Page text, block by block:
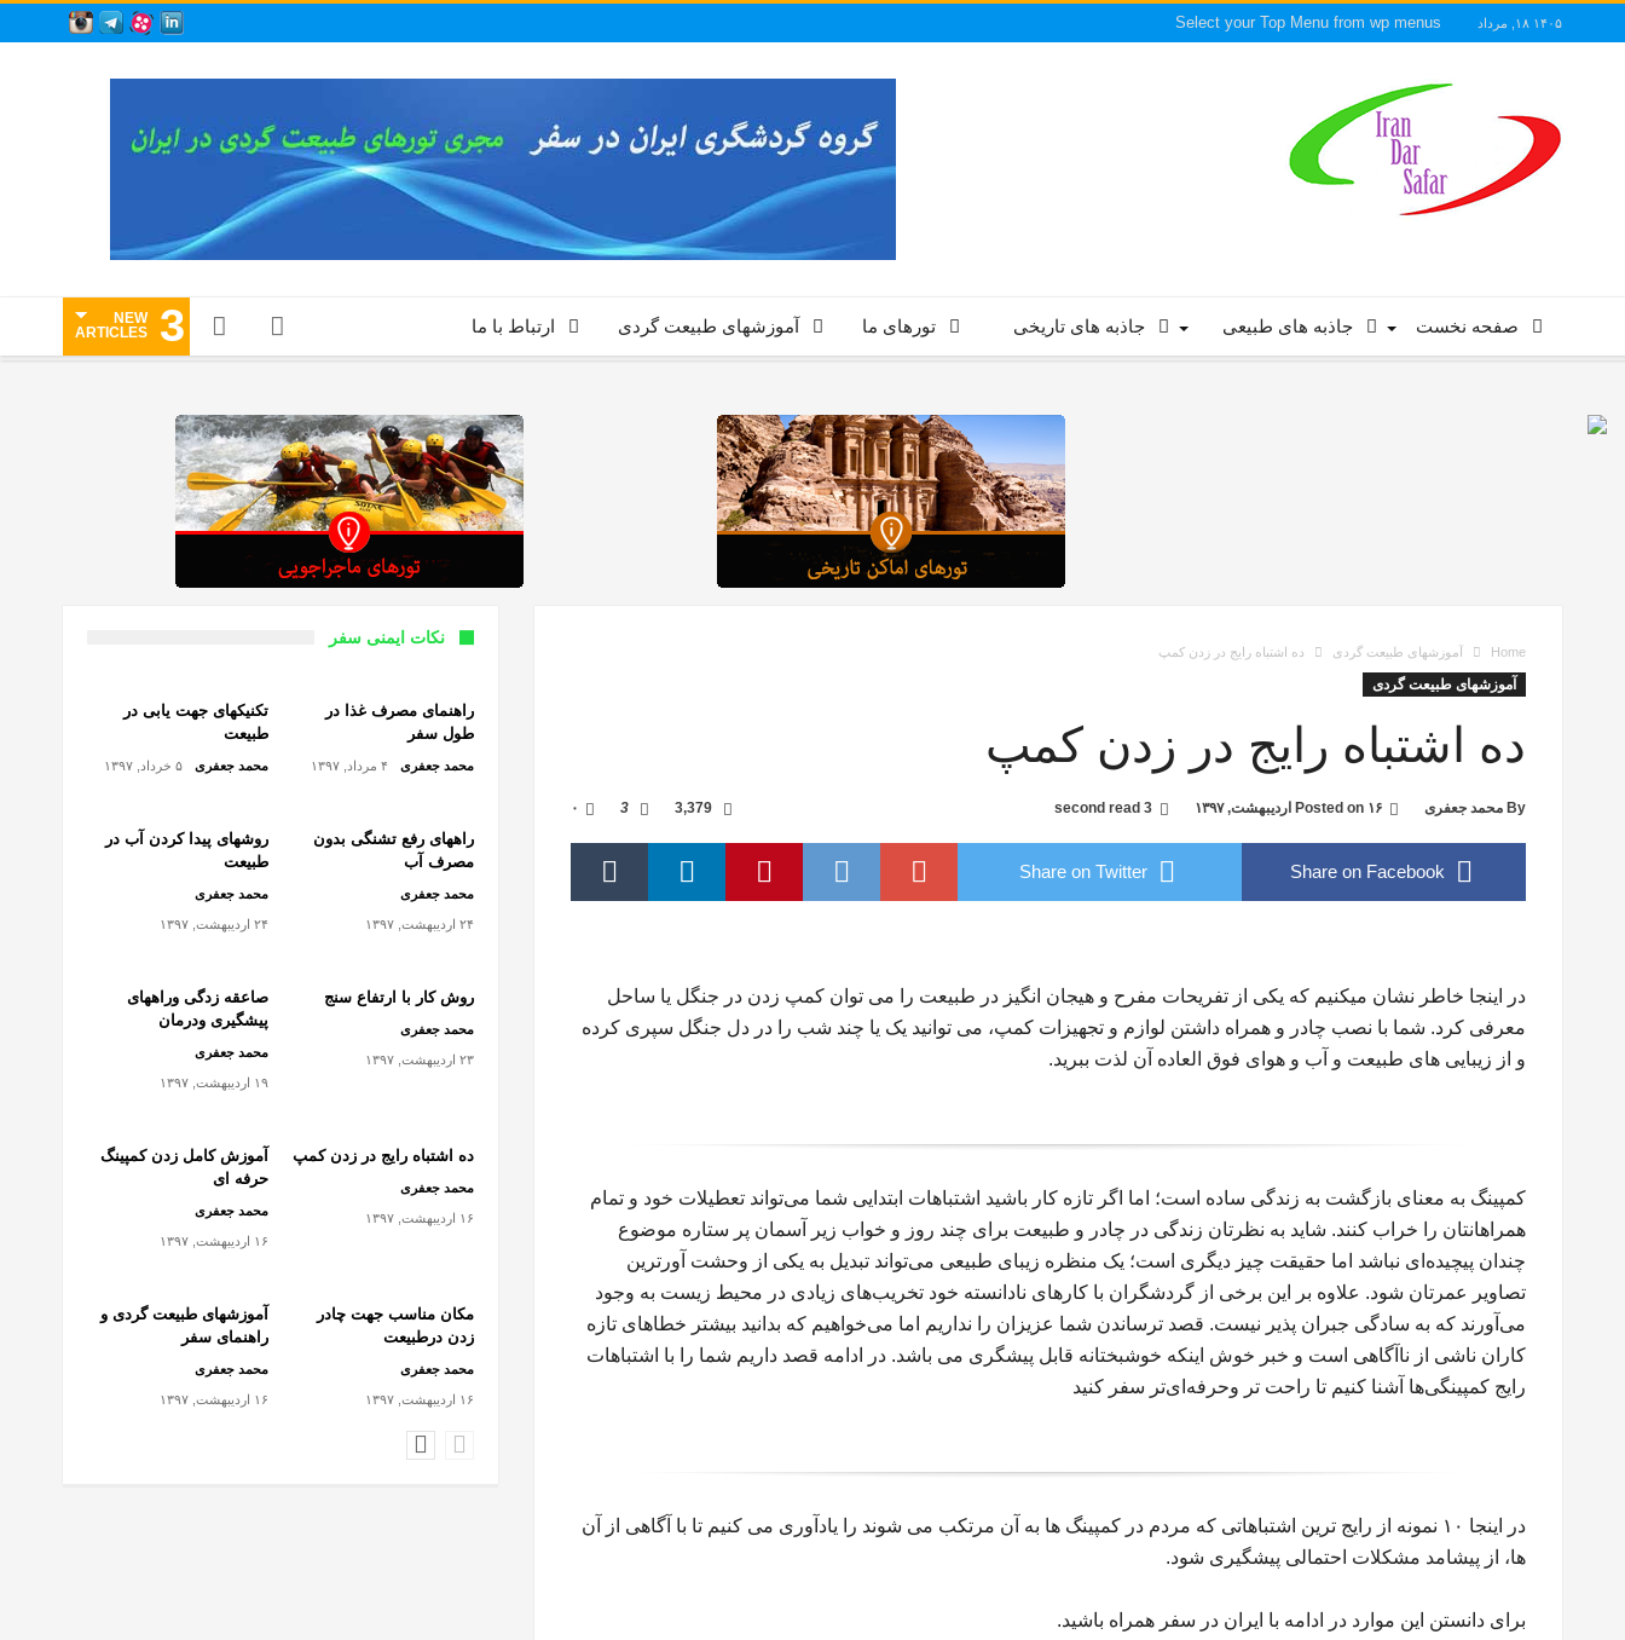
۱۴۰۵ ۱۸, مرداد Select your Top Menu from wp menus
صفحه نخست جاذبه های طبیعی جاذبه های تاریخی تورهای ما آموزشهای طبیعت گردی ارتباط با ما 3
NEW
ARTICLES
Home آموزشهای طبیعت گردی ده اشتباه رایج در زدن کمپ
آموزشهای طبیعت گردی
ده اشتباه رایج در زدن کمپ
By محمد جعفری Posted on ۱۶ اردیبهشت, ۱۳۹۷ 3 second read ۰ 3
Share on Facebook
Share on Twitter
در اینجا خاطر نشان میکنیم که یکی از تفریحات مفرح و هیجان انگیز در طبیعت را می توان کمپ زدن در جنگل یا ساحل
معرفی کرد. شما با نصب چادر و همراه داشتن لوازم و تجهیزات کمپ، می توانید یک یا چند شب را در دل جنگل سپری کرده
و از زیبایی های طبیعت و آب و هوای فوق العاده آن لذت ببرید.
کمپینگ به معنای بازگشت به زندگی ساده است؛ اما اگر تازه کار باشید اشتباهات ابتدایی شما می‌تواند تعطیلات خود و تمام
همراهانتان را خراب کنند. شاید به نظرتان زندگی در چادر و طبیعت برای چند روز و خواب زیر آسمان پر ستاره موضوع
چندان پیچیده‌ای نباشد اما حقیقت چیز دیگری است؛ یک منظره زیبای طبیعی می‌تواند تبدیل به یکی از وحشت آورترین
تصاویر عمرتان شود. علاوه بر این برخی از گردشگران با کارهای نادانسته خود تخریب‌های زیادی در محیط زیست به وجود
می‌آورند که به سادگی جبران پذیر نیست. قصد ترساندن شما عزیزان را نداریم اما می‌خواهیم که بدانید بیشتر خطاهای تازه
کاران ناشی از ناآگاهی است و خبر خوش اینکه خوشبختانه قابل پیشگری می باشد. در ادامه قصد داریم شما را با اشتباهات
رایج کمپینگی‌ها آشنا کنیم تا راحت تر وحرفه‌ای‌تر سفر کنید
در اینجا ۱۰ نمونه از رایج ترین اشتباهاتی که مردم در کمپینگ ها به آن مرتکب می شوند را یادآوری می کنیم تا با آگاهی از آن
ها، از پیشامد مشکلات احتمالی پیشگیری شود.
برای دانستن این موارد در ادامه با ایران در سفر همراه باشید.
نکات ایمنی سفر
راهنمای مصرف غذا در
طول سفر
محمد جعفری ۴ مرداد, ۱۳۹۷
تکنیکهای جهت یابی در
طبیعت
محمد جعفری ۵ خرداد, ۱۳۹۷
راههای رفع تشنگی بدون
مصرف آب
محمد جعفری
۲۴ اردیبهشت, ۱۳۹۷
روشهای پیدا کردن آب در
طبیعت
محمد جعفری
۲۴ اردیبهشت, ۱۳۹۷
روش کار با ارتفاع سنج
محمد جعفری
۲۳ اردیبهشت, ۱۳۹۷
صاعقه زدگی وراههای
پیشگیری ودرمان
محمد جعفری
۱۹ اردیبهشت, ۱۳۹۷
ده اشتباه رایج در زدن کمپ
محمد جعفری
۱۶ اردیبهشت, ۱۳۹۷
آموزش کامل زدن کمپینگ
حرفه ای
محمد جعفری
۱۶ اردیبهشت, ۱۳۹۷
مکان مناسب جهت چادر
زدن درطبیعت
محمد جعفری
۱۶ اردیبهشت, ۱۳۹۷
آموزشهای طبیعت گردی و
راهنمای سفر
محمد جعفری
۱۶ اردیبهشت, ۱۳۹۷